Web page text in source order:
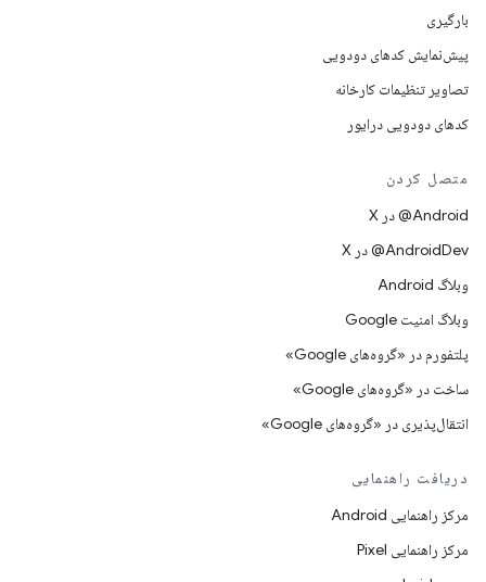
بارگیری
پیش‌نمایش کدهای دودویی
تصاویر تنظیمات کارخانه
کدهای دودویی درایور
متصل کردن
‫‎@Android در X
‫‎@AndroidDev در X
وبلاگ Android
وبلاگ امنیت Google
پلتفورم در «گروه‌های Google»
ساخت در «گروه‌های Google»
انتقال‌پذیری در «گروه‌های Google»
دریافت راهنمایی
مرکز راهنمایی Android
مرکز راهنمایی Pixel